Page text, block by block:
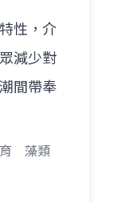
性，介
減少對
間帶奉
藻類